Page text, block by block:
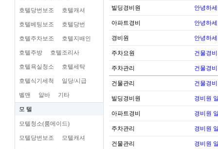
호텔당번보조 호텔캐셔
호텔베팅보조 호텔당번
호텔주차보조 호텔지배인
호텔주방 호텔조리사
호텔욕실청소 호텔세탁
호텔식기세척 일당/시급
벨맨 알바 기타
모 텔
모텔청소(룸메이드)
모텔당번보조 모텔캐셔
빌딩경비원 안녕하
아파트경비 안녕하
경비원 안녕하
주차요원 건물경
주차관리 건물경
건물관리 건물경
빌딩경비원 경비원
아파트경비 경비원
주차관리 경비원
건물관리 경비원